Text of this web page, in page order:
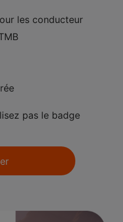
les conducteur
pas le badge